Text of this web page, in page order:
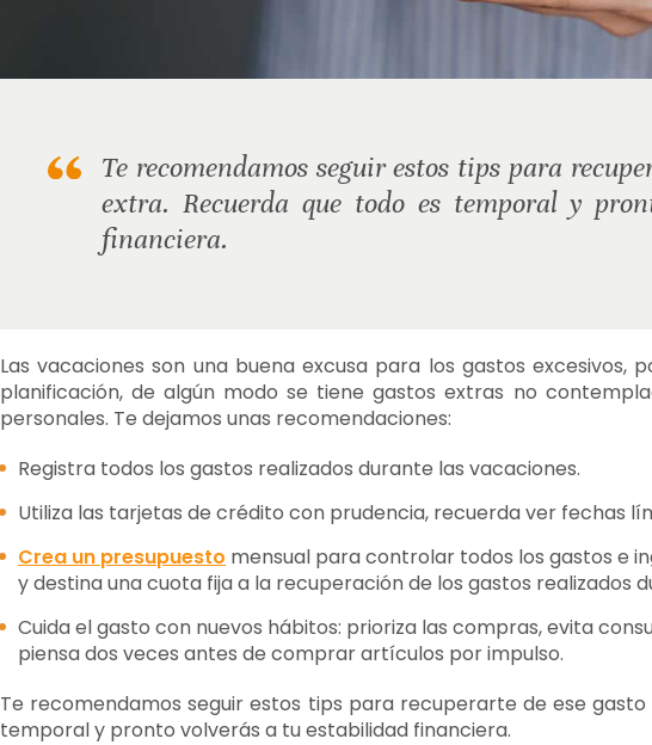
Te recomendamos seguir estos tips para
extra. Recuerda que todo es temporal y
financiera.
Las vacaciones son una buena excusa para los gastos excesivos,
planificación, de algún modo se tiene gastos extras no
personales. Te dejamos unas recomendaciones:
Registra todos los gastos realizados durante las vacaciones.
Utiliza las tarjetas de crédito con prudencia, recuerda ver fechas
Crea un presupuesto mensual para controlar todos los gastos e
y destina una cuota fija a la recuperación de los gastos realizados
Cuida el gasto con nuevos hábitos: prioriza las compras, evita
piensa dos veces antes de comprar artículos por impulso.
Te recomendamos seguir estos tips para recuperarte de ese
temporal y pronto volverás a tu estabilidad financiera.